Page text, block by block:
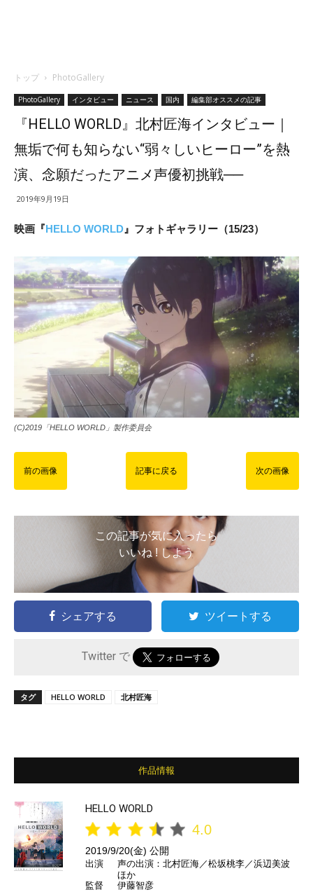
トップ PhotoGallery
PhotoGallery インタビュー ニュース 国内 編集部オススメの記事
『HELLO WORLD』北村匠海インタビュー｜
無垢で何も知らない“弱々しいヒーロー”を熱
演、念願だったアニメ声優初挑戦──
2019年9月19日
映画『HELLO WORLD 』フォトギャラリー（15/23）
(C)2019「HELLO WORLD」製作委員会
前の画像 記事に戻る 次の画像
この記事が気に入ったら
いいね ! しよう
シェアする ツイートする
Twitter で
タグ HELLO WORLD 北村匠海
作品情報
HELLO WORLD
4.0
2019/9/20(金) 公開
出演
声の出演：北村匠海／松坂桃李／浜辺美波
ほか
監督
伊藤智彦